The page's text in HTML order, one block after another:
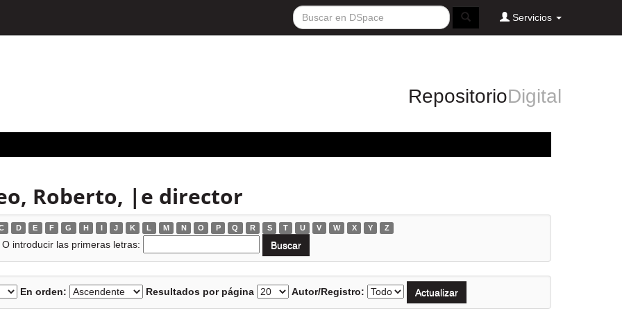
Servicios
RepositorioDigital
Roberto, |e director
D E F G H I J K L M N O P Q R S T U V W X Y Z
O introducir las primeras letras:
En orden: Resultados por página Autor/Registro: